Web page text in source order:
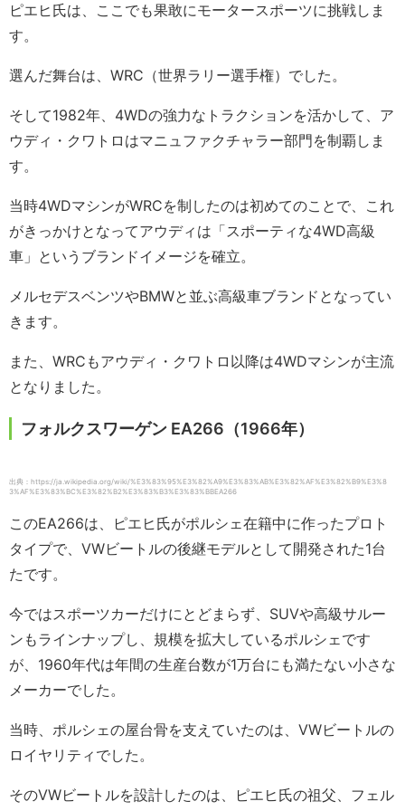
ピエヒ氏は、ここでも果敢にモータースポーツに挑戦しま
す。
選んだ舞台は、WRC（世界ラリー選手権）でした。
そして1982年、4WDの強力なトラクションを活かして、ア
ウディ・クワトロはマニュファクチャラー部門を制覇しま
す。
当時4WDマシンがWRCを制したのは初めてのことで、これ
がきっかけとなってアウディは「スポーティな4WD高級
車」というブランドイメージを確立。
メルセデスベンツやBMWと並ぶ高級車ブランドとなってい
きます。
また、WRCもアウディ・クワトロ以降は4WDマシンが主流
となりました。
フォルクスワーゲン EA266（1966年）
出典：https://ja.wikipedia.org/wiki/%E3%83%95%E3%82%A9%E3%83%AB%E3%82%AF%E3%82%B9%E3%8
3%AF%E3%83%BC%E3%82%B2%E3%83%B3%E3%83%BBEA266
このEA266は、ピエヒ氏がポルシェ在籍中に作ったプロト
タイプで、VWビートルの後継モデルとして開発された1台
たです。
今ではスポーツカーだけにとどまらず、SUVや高級サルー
ンもラインナップし、規模を拡大しているポルシェです
が、1960年代は年間の生産台数が1万台にも満たない小さな
メーカーでした。
当時、ポルシェの屋台骨を支えていたのは、VWビートルの
ロイヤリティでした。
そのVWビートルを設計したのは、ピエヒ氏の祖父、フェル